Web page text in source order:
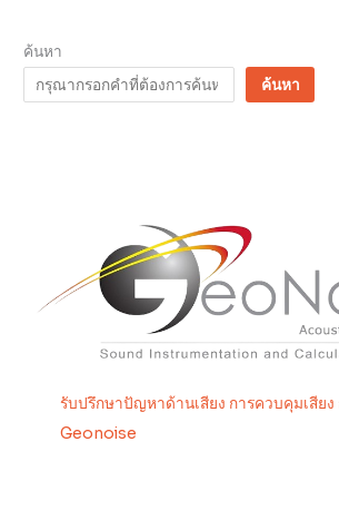
ค้นหา
ค้นหา
รับปรึกษาปัญหาด้านเสียง การควบคุมเสียง
Geonoise